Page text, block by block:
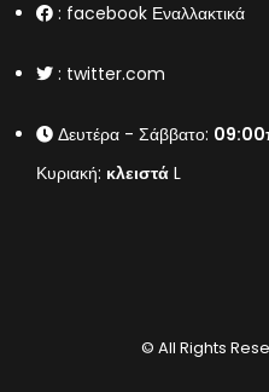
: facebook Εναλλακτικά
: twitter.com
Δευτέρα - Σάββατο:
Κυριακή: κλειστά L
© All Rights